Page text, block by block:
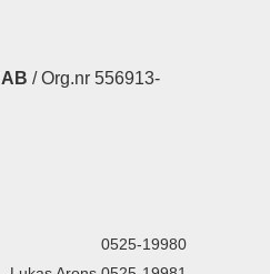
/ Org.nr 556913-
0525-19980